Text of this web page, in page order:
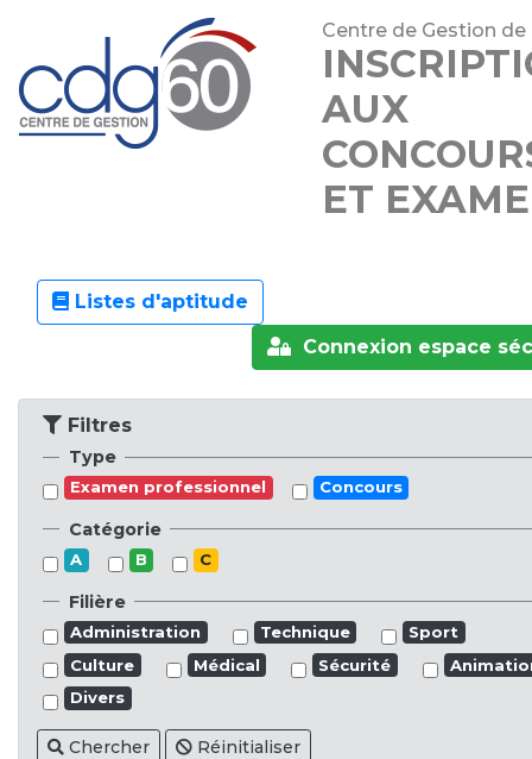
Centre de Gestion de
AUX
ET
Listes d'aptitude
Connexion espace
Filtres
Type
Examen professionnel Concours
Catégorie
A B C
Filière
Administration Technique
Sport
Culture
Médical Sécurité
Divers
Chercher Réinitialiser